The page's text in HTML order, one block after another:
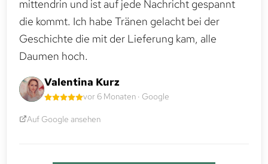
mittendrin und ist auf jede Nachricht gespannt
die kommt. Ich habe Tränen gelacht bei der
Geschichte die mit der Lieferung kam, alle
Daumen hoch.
Valentina Kurz
vor 6 Monaten · Google
Auf Google ansehen